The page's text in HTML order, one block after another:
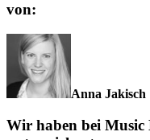
von:
Anna Jakisch
Wir haben bei Music